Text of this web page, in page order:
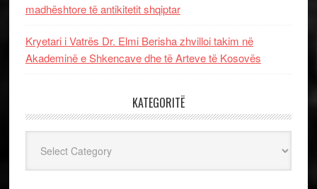
madhështore të antikitetit shqiptar
Kryetari i Vatrës Dr. Elmi Berisha zhvilloi takim në
Akademinë e Shkencave dhe të Arteve të Kosovës
KATEGORITË